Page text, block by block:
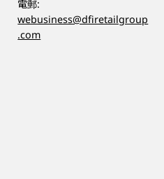
電郵:
webusiness@dfiretailgroup
.com